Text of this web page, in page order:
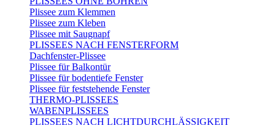
Plissee zum Klemmen
Plissee zum Kleben
Plissee mit Saugnapf
PLISSEES NACH FENSTERFORM
Dachfenster-Plissee
Plissee für Balkontür
Plissee für bodentiefe Fenster
Plissee für feststehende Fenster
THERMO-PLISSEES
WABENPLISSEES
PLISSEES NACH LICHTDURCHLÄSSIGKEIT